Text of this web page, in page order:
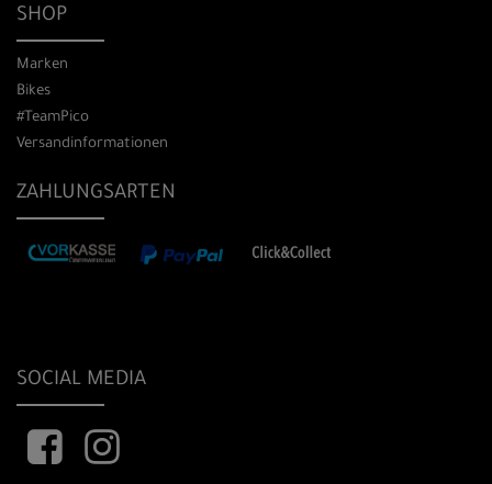
SHOP
Marken
Bikes
#TeamPico
Versandinformationen
ZAHLUNGSARTEN
SOCIAL MEDIA